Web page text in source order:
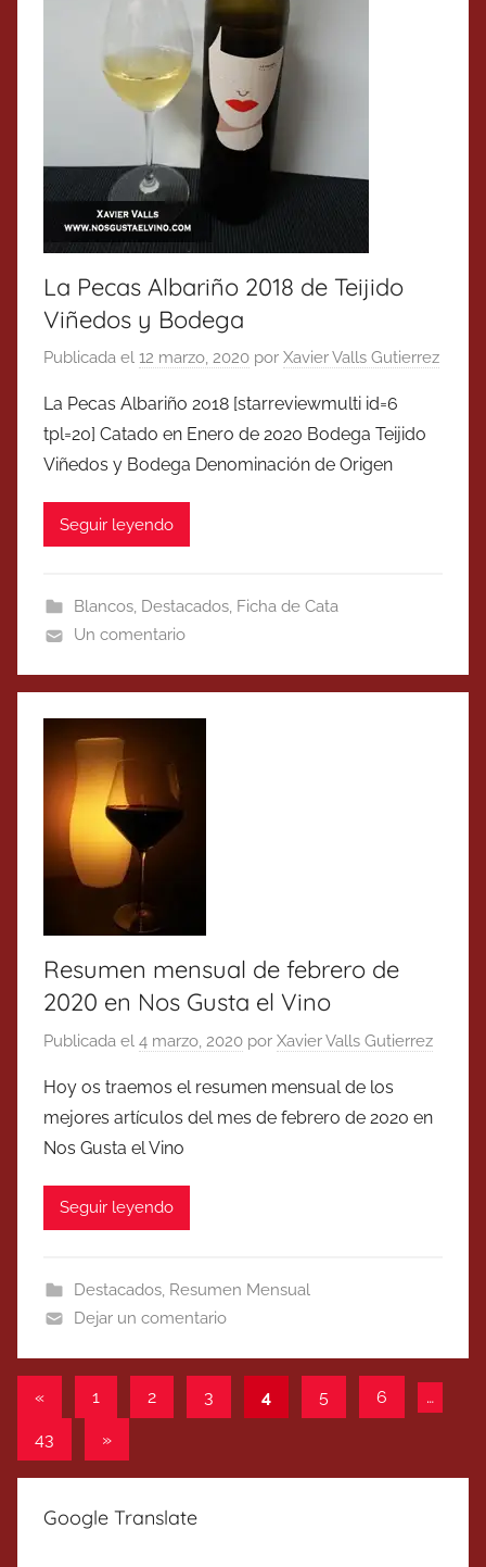
La Pecas Albariño 2018 de Teijido
Viñedos y Bodega
Publicada el 12 marzo, 2020 por Xavier Valls Gutierrez
La Pecas Albariño 2018 [starreviewmulti id=6
tpl=20] Catado en Enero de 2020 Bodega Teijido
Viñedos y Bodega Denominación de Origen
Seguir leyendo
Blancos, Destacados, Ficha de Cata
Un comentario
Resumen mensual de febrero de
2020 en Nos Gusta el Vino
Publicada el 4 marzo, 2020 por Xavier Valls Gutierrez
Hoy os traemos el resumen mensual de los
mejores artículos del mes de febrero de 2020 en
Nos Gusta el Vino
Seguir leyendo
Destacados, Resumen Mensual
Dejar un comentario
Paginación
de
entradas
«Entradas
1 2 3 4 5 6 …
43
Entradas
»
Google Translate